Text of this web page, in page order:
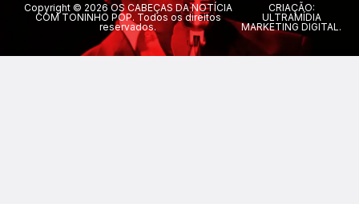
Copyright © 2026 OS CABEÇAS DA NOTÍCIA
COM TONINHO POP. Todos os direitos
reservados.
CRIAÇÃO:
ULTRAMÍDIA
MARKETING DIGITAL.